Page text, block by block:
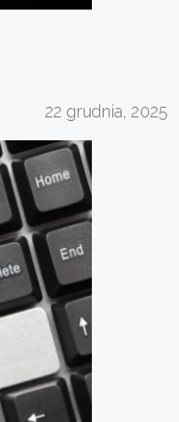
22 grudnia, 2025